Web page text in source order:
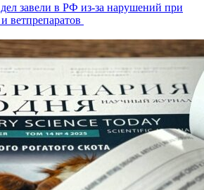
завели в РФ из-за нарушений при
ветпрепаратов